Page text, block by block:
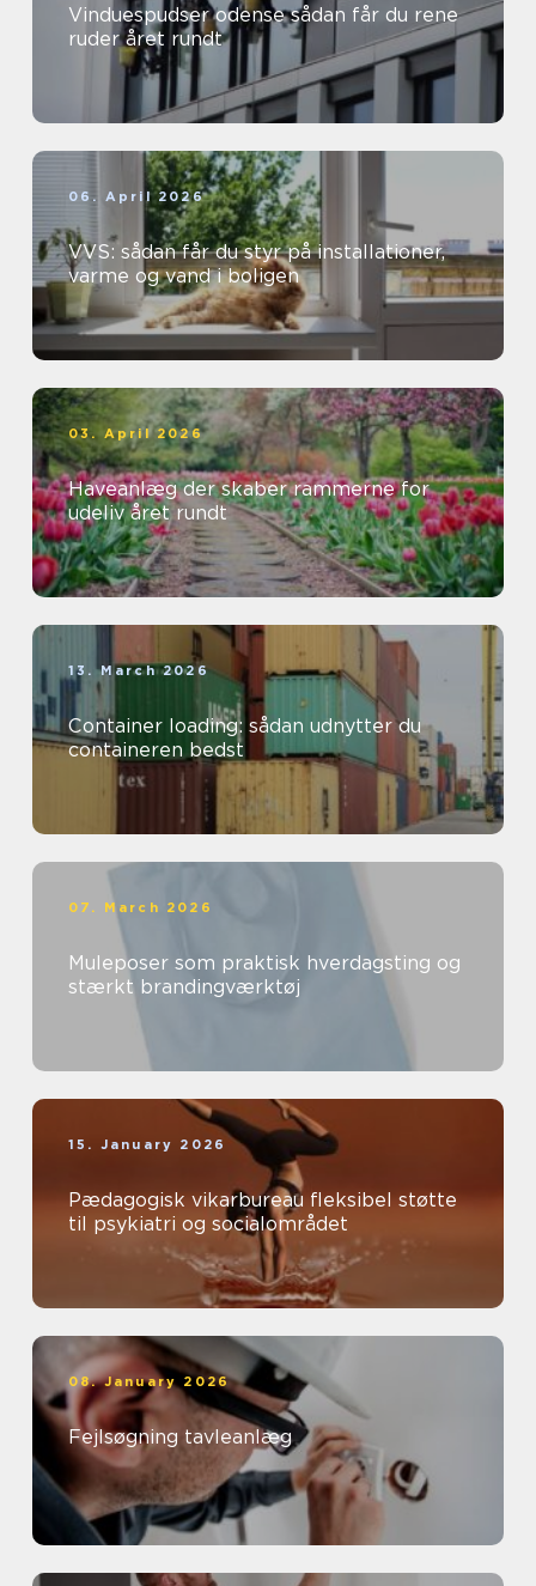
Vinduespudser odense sådan får du rene
ruder året rundt
06. April 2026
VVS: sådan får du styr på installationer,
varme og vand i boligen
03. April 2026
Haveanlæg der skaber rammerne for
udeliv året rundt
13. March 2026
Container loading: sådan udnytter du
containeren bedst
07. March 2026
Muleposer som praktisk hverdagsting og
stærkt brandingværktøj
15. January 2026
Pædagogisk vikarbureau fleksibel støtte
til psykiatri og socialområdet
08. January 2026
Fejlsøgning tavleanlæg